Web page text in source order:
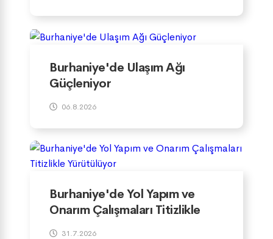
Burhaniye'de Ulaşım Ağı
Güçleniyor
06.8.2026
Burhaniye'de Yol Yapım ve
Onarım Çalışmaları Titizlikle
Yürütülüyor
31.7.2026